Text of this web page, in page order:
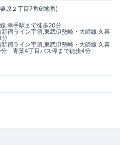
bukken/60075018/
原２丁目7番6(地番)
幸手駅まで徒歩20分
宿ライン宇須,東武伊勢崎・大師線 久喜
分
宿ライン宇須,東武伊勢崎・大師線 久喜
分 青葉4丁目バス停まで徒歩4分